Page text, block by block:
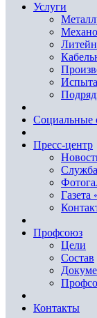
Услуги
Социальные
Пресс-центр
Газета
Профсоюз
Цели
Состав
Контакты